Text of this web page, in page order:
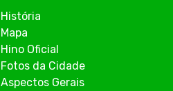
História
Mapa
Hino Oficial
Fotos da Cidade
Aspectos Gerais